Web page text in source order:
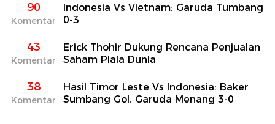
90
Komentar
Indonesia Vs Vietnam: Garuda Tumbang
0-3
43
Komentar
Erick Thohir Dukung Rencana Penjualan
Saham Piala Dunia
38
Komentar
Hasil Timor Leste Vs Indonesia: Baker
Sumbang Gol, Garuda Menang 3-0